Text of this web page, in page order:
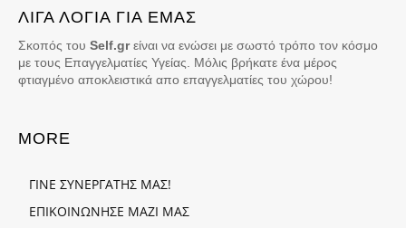
ΛΙΓΑ ΛΟΓΙΑ ΓΙΑ ΕΜΑΣ
Σκοπός του Self.grείναι να ενώσει με σωστό τρόπο τον κόσμο
με τους Επαγγελματίες Υγείας. Μόλις βρήκατε ένα μέρος
φτιαγμένο αποκλειστικά απο επαγγελματίες του χώρου!
MORE
ΓΙΝΕ ΣΥΝΕΡΓΑΤΗΣ ΜΑΣ!
ΕΠΙΚΟΙΝΩΝΗΣΕ ΜΑΖΙ ΜΑΣ